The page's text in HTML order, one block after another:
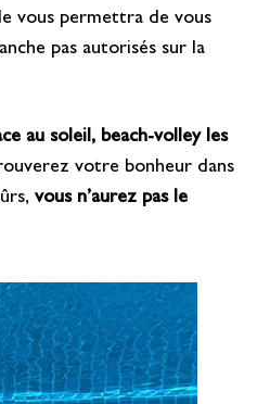
vous permettra de vous
pas autorisés sur la
au soleil, beach-volley les
votre bonheur dans
vous n’aurez pas le